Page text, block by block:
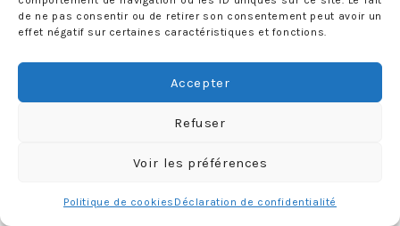
de ne pas consentir ou de retirer son consentement peut avoir un
effet négatif sur certaines caractéristiques et fonctions.
Accepter
Refuser
Voir les préférences
Politique de cookies Déclaration de confidentialité
Glamour bonjour !Non mais, plus sérieusement, c’est
font mal etc… Je pense que si je faisais ça plus
régulièrement, ça me pousserait à porter des talons plus